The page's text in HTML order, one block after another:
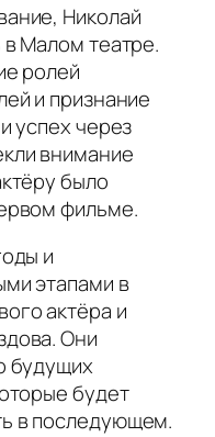
Николай
Малом театре.
ролей
и признание
успех через
внимание
было
фильме.
и
этапами в
актёра и
Они
будущих
будет
в последующем.